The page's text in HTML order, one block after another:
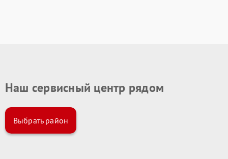
Наш сервисный центр рядом
Выбрать район